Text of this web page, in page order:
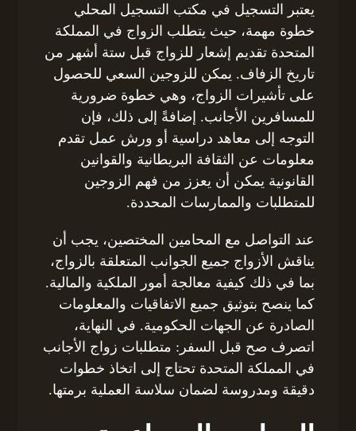
يعتبر التسجيل في مكتب التسجيل المحلي
خطوة مهمة، حيث يتطلب الزواج في المملكة
المتحدة تقديم إشعار للزواج قبل ستة أشهر من
تاريخ الزفاف. يمكن للزوجين السعي للحصول
على تأشيرات الزواج، وهي خطوة ضرورية
للمسافرين الأجانب. إضافةً إلى ذلك، فإن
التوجه إلى معاهد دراسية أو ورش عمل تقدم
معلومات عن الثقافة البريطانية والقوانين
القانونية يمكن أن يعزز من فهم الزوجين
للمتطلبات والممارسات المحددة.
عند التواصل مع المحامين المختصين، يجب أن
يناقش الأزواج جميع الجوانب المتعلقة بالزواج،
بما في ذلك كيفية معالجة أمور الملكية والمالية.
كما ينصح بتوثيق جميع الاتفاقيات والمعلومات
الصادرة عن الجهات الحكومية. في النهاية،
اتصرف صح قبل السفر: متطلبات زواج الأجانب
في المملكة المتحدة تحتاج إلى اتخاذ خطوات
دقيقة ومدروسة لضمان سلاسة العملية برمتها.